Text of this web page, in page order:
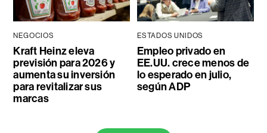
NEGOCIOS
Kraft Heinz eleva
previsión para 2026 y
aumenta su inversión
para revitalizar sus
marcas
ESTADOS UNIDOS
Empleo privado en
EE.UU. crece menos de
lo esperado en julio,
según ADP